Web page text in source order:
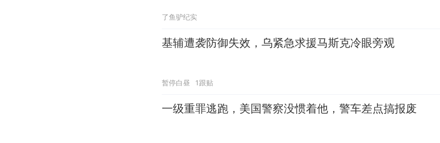
了鱼驴纪实
基辅遭袭防御失效，乌紧急求援马斯克冷眼旁观
暂停白昼 1跟贴
一级重罪逃跑，美国警察没惯着他，警车差点搞报废